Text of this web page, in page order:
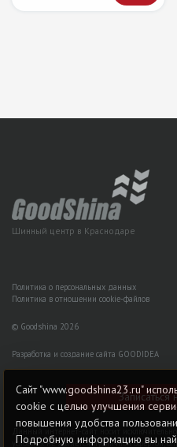
Шинный центр в Краснодаре
Политика о персональных данных
Политика в отношении cookie-файлов
© Goodshina 2026
Разработка и создание сайта GOODIDEA
Записаться
Данный интернет-сайт носит
условиях не является публичной офертой,
Сайт "www.goodshina23.ru"
cookie с целью улучшения
повышения удобства
Подробную информацию вы